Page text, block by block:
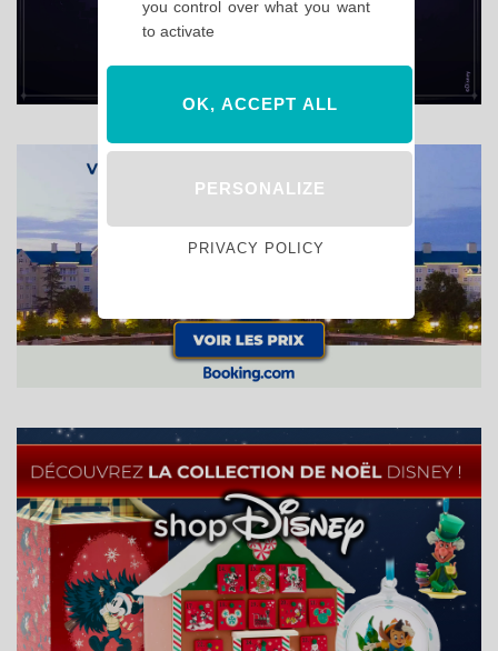
you control over what you want
to activate
OK, ACCEPT ALL
PERSONALIZE
PRIVACY POLICY